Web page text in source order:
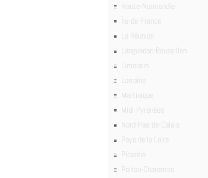
Haute-Normandie
Île-de-France
La Réunion
Languedoc-Roussillon
Limousin
Lorraine
Martinique
Midi-Pyrénées
Nord-Pas-de-Calais
Pays de la Loire
Picardie
Poitou-Charentes